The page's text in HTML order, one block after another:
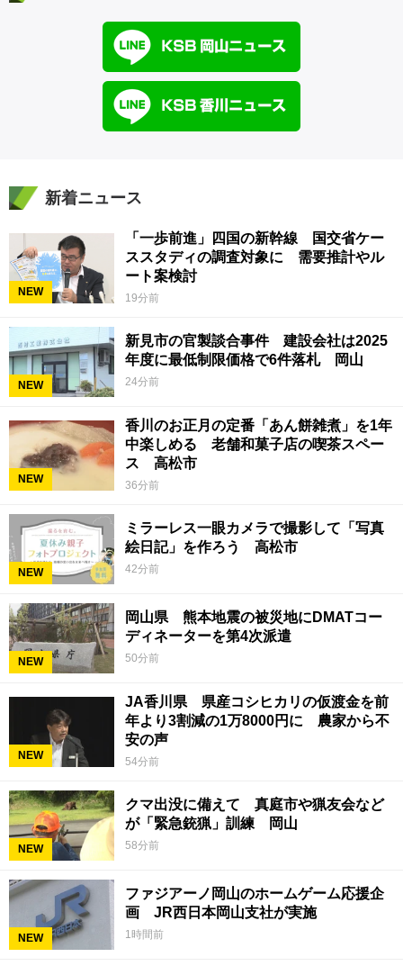
新着ニュース
NEW
「一歩前進」四国の新幹線 国交省ケー
ススタディの調査対象に 需要推計やル
ート案検討
19分前
NEW
新見市の官製談合事件 建設会社は2025
年度に最低制限価格で6件落札 岡山
24分前
NEW
香川のお正月の定番「あん餅雑煮」を1年
中楽しめる 老舗和菓子店の喫茶スペー
ス 高松市
36分前
NEW
ミラーレス一眼カメラで撮影して「写真
絵日記」を作ろう 高松市
42分前
NEW
岡山県 熊本地震の被災地にDMATコー
ディネーターを第4次派遣
50分前
NEW
JA香川県 県産コシヒカリの仮渡金を前
年より3割減の1万8000円に 農家から不
安の声
54分前
NEW
クマ出没に備えて 真庭市や猟友会など
が「緊急銃猟」訓練 岡山
58分前
NEW
ファジアーノ岡山のホームゲーム応援企
画 JR西日本岡山支社が実施
1時間前